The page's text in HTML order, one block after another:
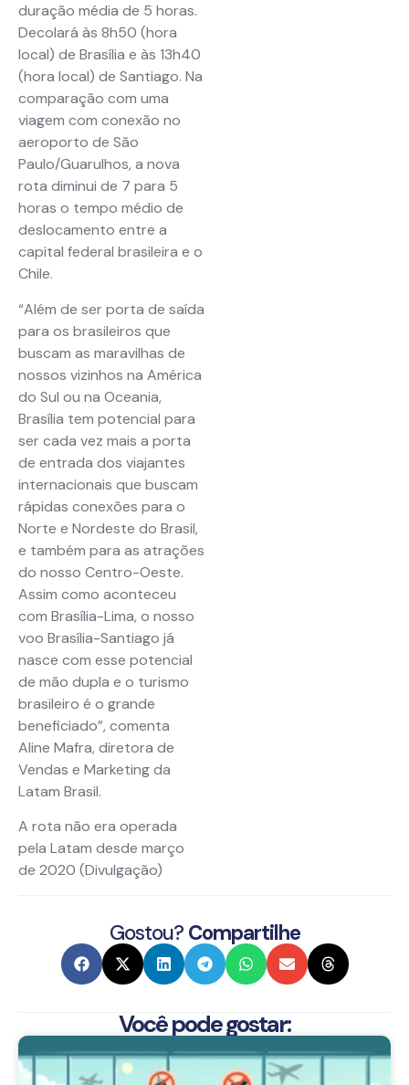
duração média de 5 horas.
Decolará às 8h50 (hora
local) de Brasília e às 13h40
(hora local) de Santiago. Na
comparação com uma
viagem com conexão no
aeroporto de São
Paulo/Guarulhos, a nova
rota diminui de 7 para 5
horas o tempo médio de
deslocamento entre a
capital federal brasileira e o
Chile.
“Além de ser porta de saída
para os brasileiros que
buscam as maravilhas de
nossos vizinhos na América
do Sul ou na Oceania,
Brasília tem potencial para
ser cada vez mais a porta
de entrada dos viajantes
internacionais que buscam
rápidas conexões para o
Norte e Nordeste do Brasil,
e também para as atrações
do nosso Centro-Oeste.
Assim como aconteceu
com Brasília-Lima, o nosso
voo Brasília-Santiago já
nasce com esse potencial
de mão dupla e o turismo
brasileiro é o grande
beneficiado”, comenta
Aline Mafra, diretora de
Vendas e Marketing da
Latam Brasil.
A rota não era operada
pela Latam desde março
de 2020 (Divulgação)
Gostou? Compartilhe
Você pode gostar: